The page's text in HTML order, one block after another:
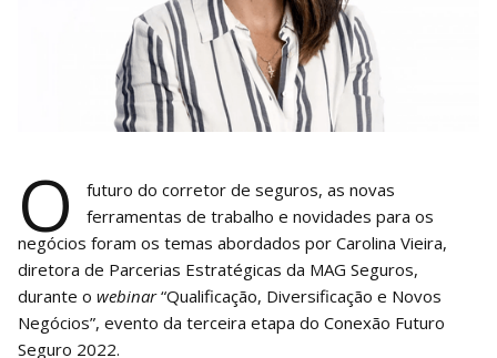
O
futuro do corretor de seguros, as novas
ferramentas de trabalho e novidades para os
negócios foram os temas abordados por Carolina Vieira,
diretora de Parcerias Estratégicas da MAG Seguros,
durante o webinar“Qualificação, Diversificação e Novos
Negócios”, evento da terceira etapa do Conexão Futuro
Seguro 2022.